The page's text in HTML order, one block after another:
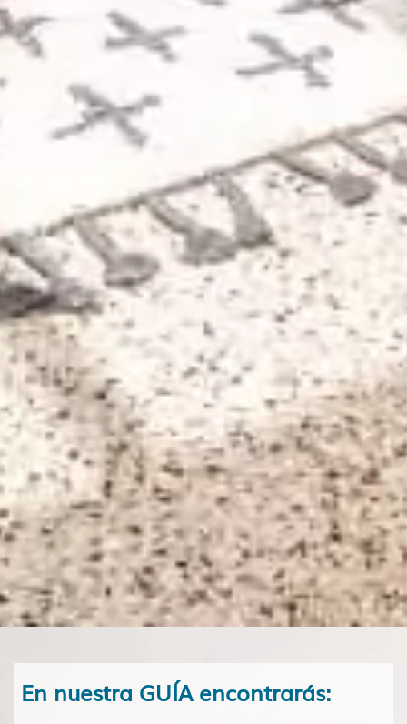
En nuestra GUÍA encontrarás: